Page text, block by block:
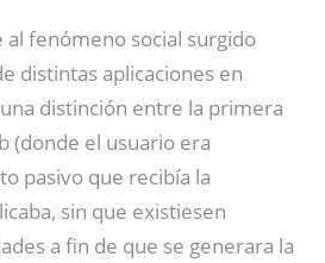
fenómeno social surgido
distintas aplicaciones en
distinción entre la primera
(donde el usuario era
pasivo que recibía la
sin que existiesen
a fin de que se generara la